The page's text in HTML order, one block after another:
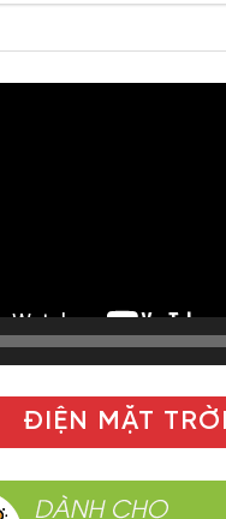
ĐIỆN MẶT TRỜI